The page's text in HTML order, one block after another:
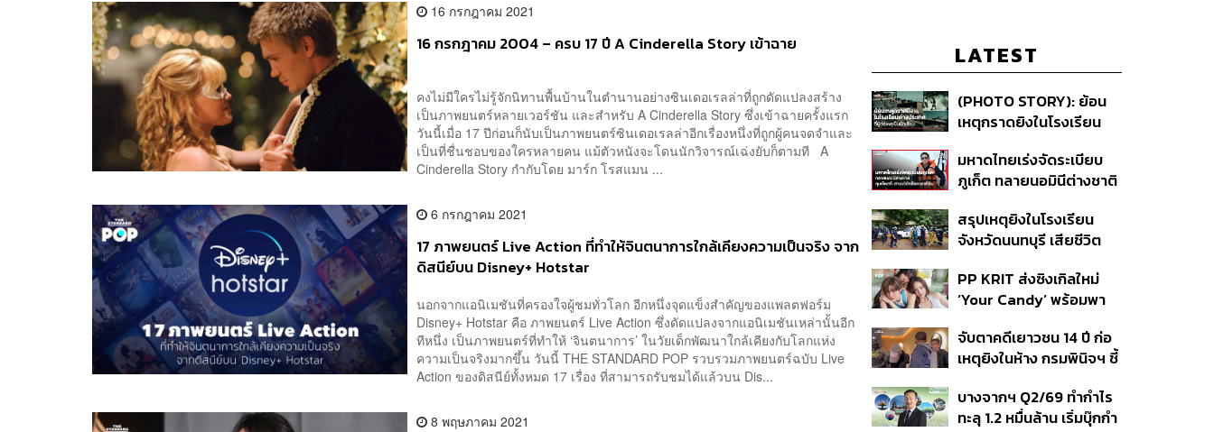
16 กรกฎาคม 2021
16 กรกฎาคม 2004 – ครบ 17 ปี A Cinderella Story เข้าฉาย
คงไม่มีใครไม่รู้จักนิทานพื้นบ้านในตำนานอย่างซินเดอเรลล่าที่ถูกดัดแปลงสร้าง
เป็นภาพยนตร์หลายเวอร์ชัน และสำหรับ A Cinderella Story ซึ่งเข้าฉายครั้งแรก
วันนี้เมื่อ 17 ปีก่อนก็นับเป็นภาพยนตร์ซินเดอเรลล่าอีกเรื่องหนึ่งที่ถูกผู้คนจดจำและ
เป็นที่ชื่นชอบของใครหลายคน แม้ตัวหนังจะโดนนักวิจารณ์เฉ่งยับก็ตามที A
Cinderella Story กำกับโดย มาร์ก โรสแมน ...
6 กรกฎาคม 2021
17 ภาพยนตร์ Live Action ที่ทำให้จินตนาการใกล้เคียงความเป็นจริง จาก
ดิสนีย์บน Disney+ Hotstar
นอกจากแอนิเมชันที่ครองใจผู้ชมทั่วโลก อีกหนึ่งจุดแข็งสำคัญของแพลตฟอร์ม
Disney+ Hotstar คือ ภาพยนตร์ Live Action ซึ่งดัดแปลงจากแอนิเมชันเหล่านั้นอีก
ทีหนึ่ง เป็นภาพยนตร์ที่ทำให้ ‘จินตนาการ’ ในวัยเด็กพัฒนาใกล้เคียงกับโลกแห่ง
ความเป็นจริงมากขึ้น วันนี้ THE STANDARD POP รวบรวมภาพยนตร์ฉบับ Live
Action ของดิสนีย์ทั้งหมด 17 เรื่อง ที่สามารถรับชมได้แล้วบน Dis...
8 พฤษภาคม 2021
LATEST
(PHOTO STORY): ย้อน
เหตุกราดยิงในโรงเรียน
นักเรียน
มหาดไทยเร่งจัดระเบียบ
ภูเก็ต ทลายนอมินีต่างชาติ
ที่ดิน เคลียร์ใบอนุญาต
โรงแรมค้าง 7 ปี
สรุปเหตุยิงในโรงเรียน
จังหวัดนนทบุรี เสียชีวิต
ปมค้นประวัติคดีกราดยิงที่
สหรัฐฯ
PP KRIT ส่งซิงเกิลใหม่
‘Your Candy’ พร้อมพา
สิกวิดีโอ
จับตาคดีเยาวชน 14 ปี ก่อ
เหตุยิงในห้าง กรมพินิจฯ ชี้
เนื่อง ประเมินปล่อยตัว
บางจากฯ Q2/69 ทำกำไร
ทะลุ 1.2 หมื่นล้าน เริ่มบุ๊กกำ